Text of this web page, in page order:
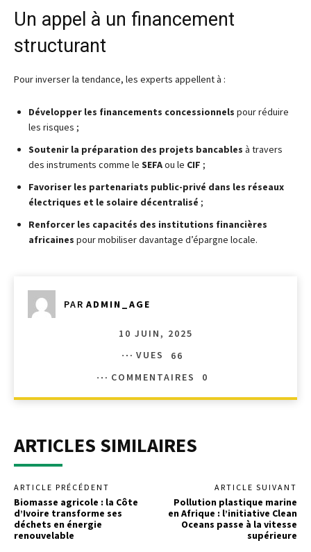
Un appel à un financement
structurant
Pour inverser la tendance, les experts appellent à :
Développer les financements concessionnels pour réduire
les risques ;
Soutenir la préparation des projets bancables à travers
des instruments comme le SEFAou le CIF ;
Favoriser les partenariats public-privé dans les réseaux
électriques et le solaire décentralisé ;
Renforcer les capacités des institutions financières
africaines pour mobiliser davantage d’épargne locale.
PAR ADMIN_AGE
10 JUIN, 2025
VUES
66
COMMENTAIRES
0
ARTICLES SIMILAIRES
ARTICLE PRÉCÉDENT
Biomasse agricole : la Côte
d’Ivoire transforme ses
déchets en énergie
renouvelable
ARTICLE SUIVANT
Pollution plastique marine
en Afrique : l’initiative Clean
Oceans passe à la vitesse
supérieure